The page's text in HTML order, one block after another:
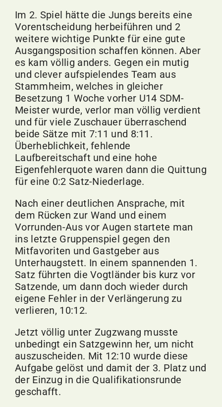
Im 2. Spiel hätte die Jungs bereits eine
Vorentscheidung herbeiführen und 2
weitere wichtige Punkte für eine gute
Ausgangsposition schaffen können. Aber
es kam völlig anders. Gegen ein mutig
und clever aufspielendes Team aus
Stammheim, welches in gleicher
Besetzung 1 Woche vorher U14 SDM-
Meister wurde, verlor man völlig verdient
und für viele Zuschauer überraschend
beide Sätze mit 7:11 und 8:11.
Überheblichkeit, fehlende
Laufbereitschaft und eine hohe
Eigenfehlerquote waren dann die Quittung
für eine 0:2 Satz-Niederlage.
Nach einer deutlichen Ansprache, mit
dem Rücken zur Wand und einem
Vorrunden-Aus vor Augen startete man
ins letzte Gruppenspiel gegen den
Mitfavoriten und Gastgeber aus
Unterhaugstett. In einem spannenden 1.
Satz führten die Vogtländer bis kurz vor
Satzende, um dann doch wieder durch
eigene Fehler in der Verlängerung zu
verlieren, 10:12.
Jetzt völlig unter Zugzwang musste
unbedingt ein Satzgewinn her, um nicht
auszuscheiden. Mit 12:10 wurde diese
Aufgabe gelöst und damit der 3. Platz und
der Einzug in die Qualifikationsrunde
geschafft.